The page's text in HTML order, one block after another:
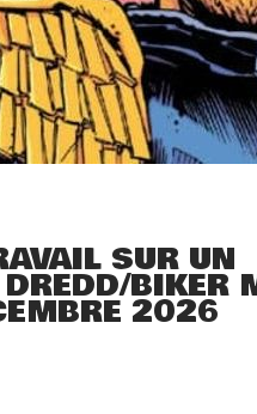
SUR UN
BIKER
2026